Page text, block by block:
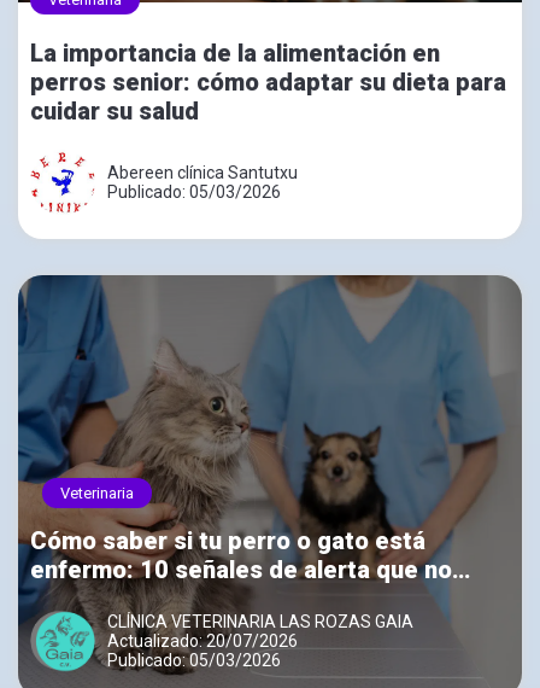
La importancia de la alimentación en
perros senior: cómo adaptar su dieta para
cuidar su salud
Abereen clínica Santutxu
Publicado: 05/03/2026
Veterinaria
Cómo saber si tu perro o gato está
enfermo: 10 señales de alerta que no
debes ignorar
CLÍNICA VETERINARIA LAS ROZAS GAIA
Actualizado: 20/07/2026
Publicado: 05/03/2026